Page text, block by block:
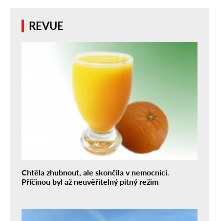
REVUE
Chtěla zhubnout, ale skončila v nemocnici.
Příčinou byl až neuvěřitelný pitný režim